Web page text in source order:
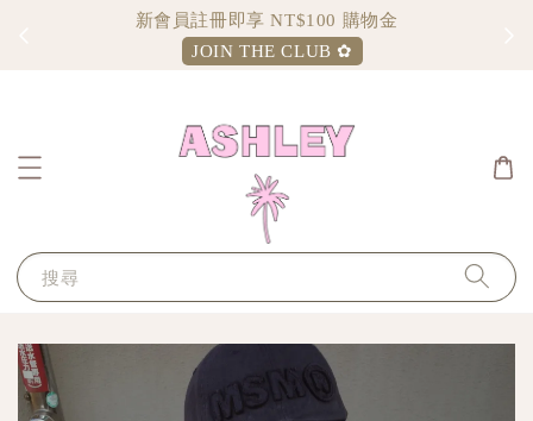
Sign up and enjoy $100 shopping credit
JOIN THE CLUB ✿
搜尋